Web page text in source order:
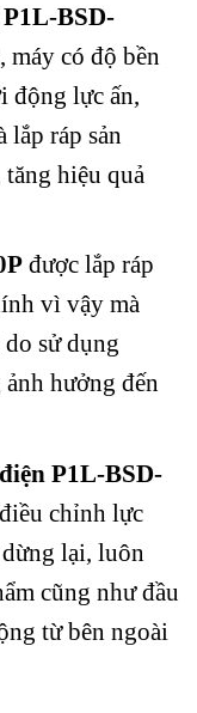
BSD-
có độ bền
lực ấn,
lắp ráp sản
hiệu quả
được lắp ráp
vì vậy mà
sử dụng
hưởng đến
P1L-BSD-
chỉnh lực
lại, luôn
cũng như đầu
từ bên ngoài